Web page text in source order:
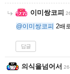
이미쌍코피
@이미쌍코피 2배
답글
의식을넘어서